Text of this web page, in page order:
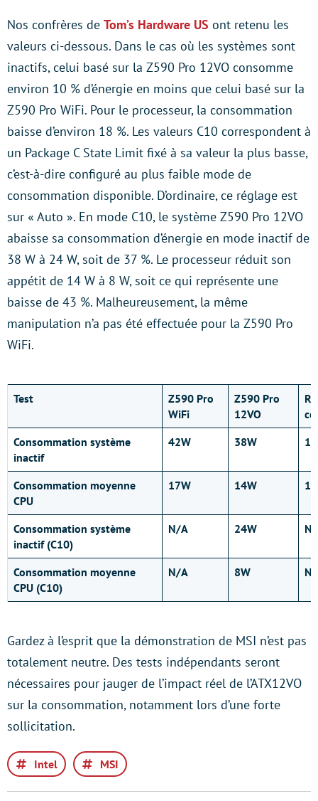
Nos confrères de Tom’s Hardware US ont retenu les
valeurs ci-dessous. Dans le cas où les systèmes sont
inactifs, celui basé sur la Z590 Pro 12VO consomme
environ 10 % d’énergie en moins que celui basé sur la
Z590 Pro WiFi. Pour le processeur, la consommation
baisse d’environ 18 %. Les valeurs C10 correspondent à
un Package C State Limit fixé à sa valeur la plus basse,
c’est-à-dire configuré au plus faible mode de
consommation disponible. D’ordinaire, ce réglage est
sur « Auto ». En mode C10, le système Z590 Pro 12VO
abaisse sa consommation d’énergie en mode inactif de
38 W à 24 W, soit de 37 %. Le processeur réduit son
appétit de 14 W à 8 W, soit ce qui représente une
baisse de 43 %. Malheureusement, la même
manipulation n’a pas été effectuée pour la Z590 Pro
WiFi.
Test
Z590 Pro
WiFi
Z590 Pro
12VO
Consommation système
inactif
42W 38W
Consommation moyenne
CPU
17W 14W
Consommation système
inactif (C10)
N/A 24W
Consommation moyenne
CPU (C10)
N/A 8W
Gardez à l’esprit que la démonstration de MSI n’est pas
totalement neutre. Des tests indépendants seront
nécessaires pour jauger de l’impact réel de l’ATX12VO
sur la consommation, notamment lors d’une forte
sollicitation.
Intel MSI